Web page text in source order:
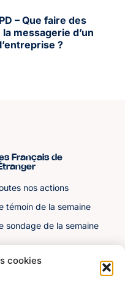
cookies
– Que faire des
messagerie d’un
?
Français de
nos actions
témoin de la semaine
sondage de la semaine